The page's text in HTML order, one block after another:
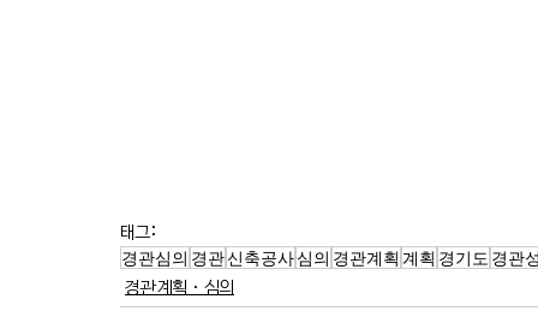
태그:
경관심의 경관신축공사심의 경관계획 계획 경기도 경관
경관계획·심의